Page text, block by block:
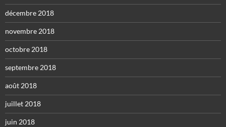
décembre 2018
novembre 2018
octobre 2018
septembre 2018
août 2018
juillet 2018
juin 2018